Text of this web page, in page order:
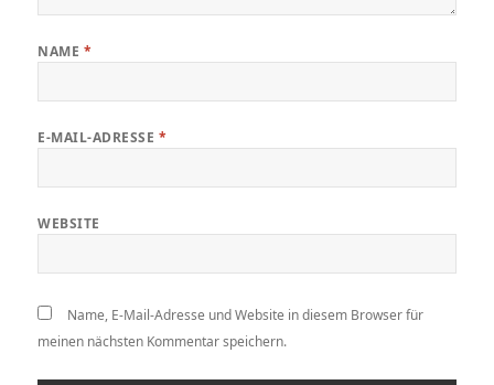
NAME *
E-MAIL-ADRESSE *
WEBSITE
Name, E-Mail-Adresse und Website in diesem Browser für
meinen nächsten Kommentar speichern.